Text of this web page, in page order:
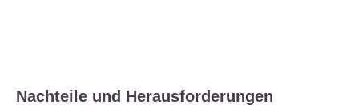
Nachteile und Herausforderungen